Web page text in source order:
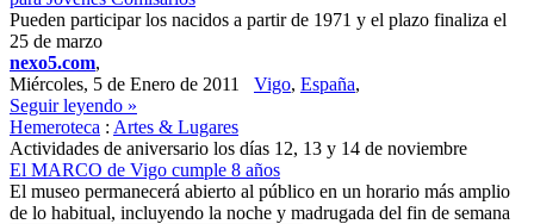
Pueden participar los nacidos a partir de 1971 y el plazo finaliza el
25 de marzo
nexo5.com,
Miércoles, 5 de Enero de 2011 Vigo, España,
Seguir leyendo »
Hemeroteca : Artes & Lugares
Actividades de aniversario los días 12, 13 y 14 de noviembre
El MARCO de Vigo cumple 8 años
El museo permanecerá abierto al público en un horario más amplio
de lo habitual, incluyendo la noche y madrugada del fin de semana